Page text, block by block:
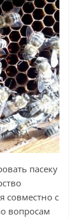
пасеку
совместно с
вопросам